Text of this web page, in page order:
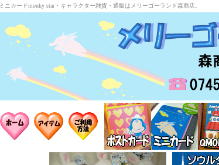
ミニカードmonky star・キャラクター雑貨・通販はメリーゴーランド森商店。